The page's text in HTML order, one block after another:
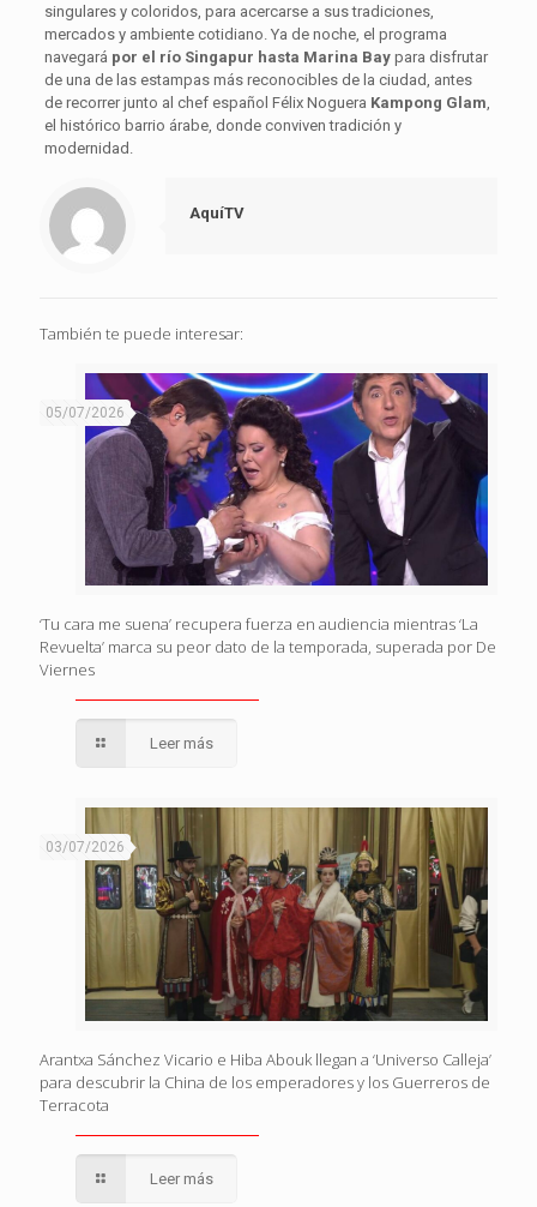
singulares y coloridos, para acercarse a sus tradiciones,
mercados y ambiente cotidiano. Ya de noche, el programa
navegará por el río Singapur hasta Marina Baypara disfrutar
de una de las estampas más reconocibles de la ciudad, antes
de recorrer junto al chef español Félix Noguera Kampong Glam
el histórico barrio árabe, donde conviven tradición y
modernidad.
AquíTV
También te puede interesar:
05/07/2026
‘Tu cara me suena’ recupera fuerza en audiencia mientras ‘La
Revuelta’ marca su peor dato de la temporada, superada por De
Viernes
Leer más
03/07/2026
Arantxa Sánchez Vicario e Hiba Abouk llegan a ‘Universo Calleja’
para descubrir la China de los emperadores y los Guerreros de
Terracota
Leer más